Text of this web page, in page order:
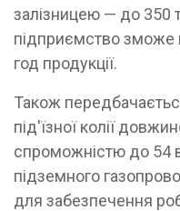
залізницею — до 350
підприємство зможе
год продукції.
Також
під'їзної колії
спроможністю до 54
підземного
для забезпечення